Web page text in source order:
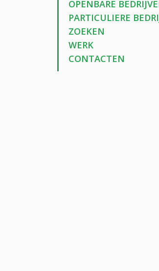
OPENBARE
PARTICULIERE
ZOEKEN
WERK
CONTACTEN